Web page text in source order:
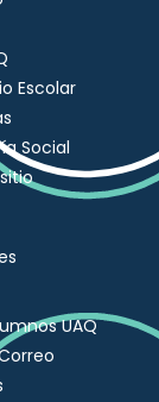
Escolar
Social
UAQ